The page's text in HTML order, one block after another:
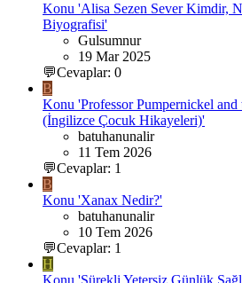
Konu 'Alisa Sezen Sever Kimdir,
Biyografisi'
Gulsumnur
19 Mar 2025
💬Cevaplar: 0
B
Konu 'Professor Pumpernickel
(İngilizce Çocuk Hikayeleri)'
batuhanunalir
11 Tem 2026
💬Cevaplar: 1
B
Konu 'Xanax Nedir?'
batuhanunalir
10 Tem 2026
💬Cevaplar: 1
H